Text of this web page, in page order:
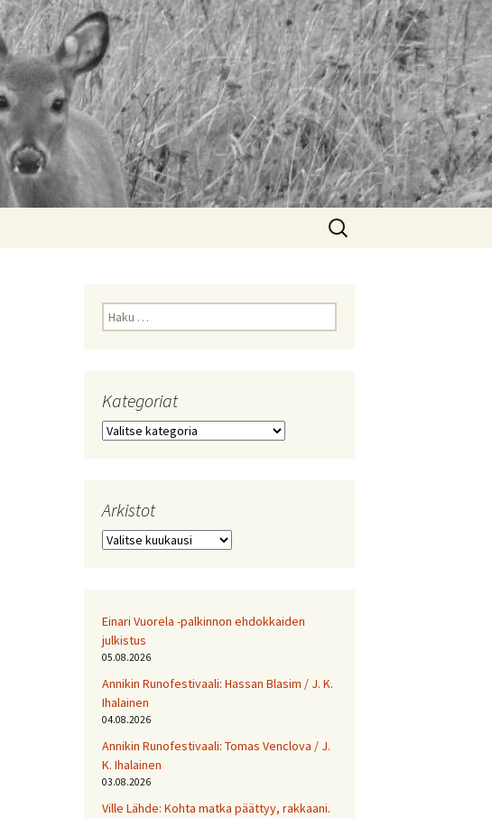
Haku:
Haku:
Kategoriat
Kategoriat
Arkistot
Arkistot
Einari Vuorela -palkinnon ehdokkaiden
julkistus
05.08.2026
Annikin Runofestivaali: Has­san Bla­sim / J. K.
Ihalainen
04.08.2026
Annikin Runofestivaali: Tomas Venclova / J.
K. Ihalainen
03.08.2026
Ville Lähde: Kohta matka päättyy, rakkaani.